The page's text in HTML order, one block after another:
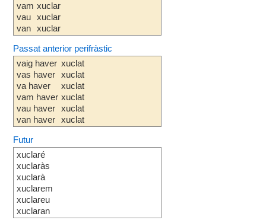
vam
vau
van
xuclar
xuclar
xuclar
Passat anterior perifràstic
vaig haver
vas haver
va haver
vam haver
vau haver
van haver
xuclat
xuclat
xuclat
xuclat
xuclat
xuclat
Futur
xuclaré
xuclaràs
xuclarà
xuclarem
xuclareu
xuclaran